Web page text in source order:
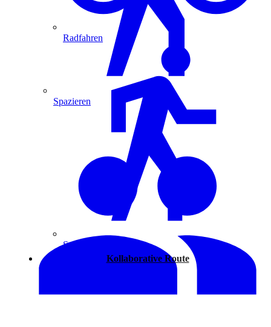
Radfahren
Spazieren
Kollaborative Route
Spazieren